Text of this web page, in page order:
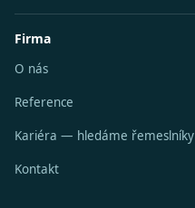
Firma
O nás
Reference
Kariéra — hledáme řemeslníky
Kontakt